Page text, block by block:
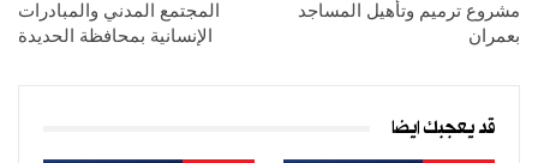
مشروع ترميم وتأهيل المساجد
بعمران
المجتمع المدني والمبادرات
الإنسانية بمحافظة الحديدة
قد يعجبك ايضا